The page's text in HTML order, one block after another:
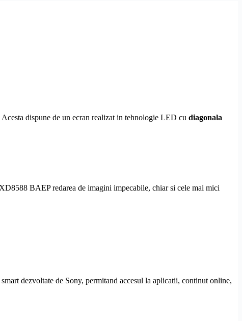
dispune de un ecran realizat in tehnologie LED cu diagonala
BAEP redarea de imagini impecabile, chiar si cele mai mici
dezvoltate de Sony, permitand accesul la aplicatii, continut online,